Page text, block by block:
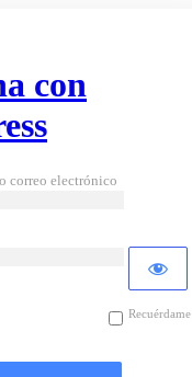
con
correo electrónico
Recuérdame